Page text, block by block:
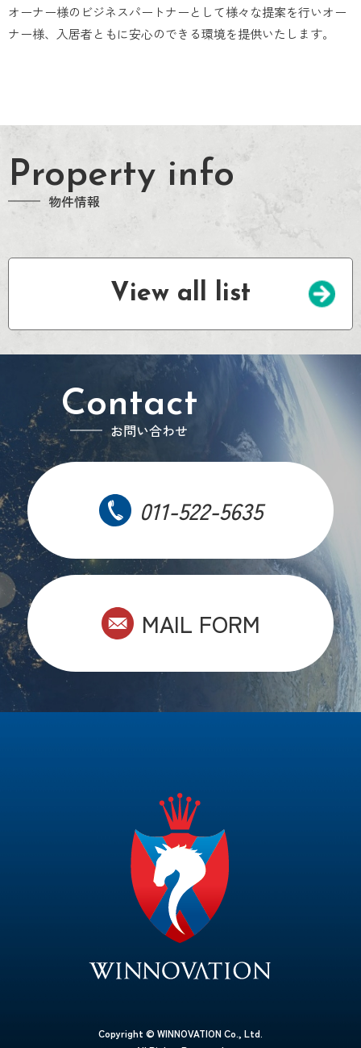
オーナー様のビジネスパートナーとして様々な提案を行いオー
ナー様、入居者ともに安心のできる環境を提供いたします。
Property info
物件情報
View all list
Contact
お問い合わせ
011-522-5635
MAIL FORM
Copyright © WINNOVATION Co., Ltd.